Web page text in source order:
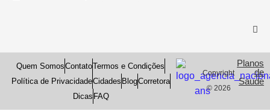
Quem SomosContatoTermos e Condições
Política de PrivacidadeCidades BlogCorretora
Dicas FAQ
Copyright
© 2026
Planos
de
Saude